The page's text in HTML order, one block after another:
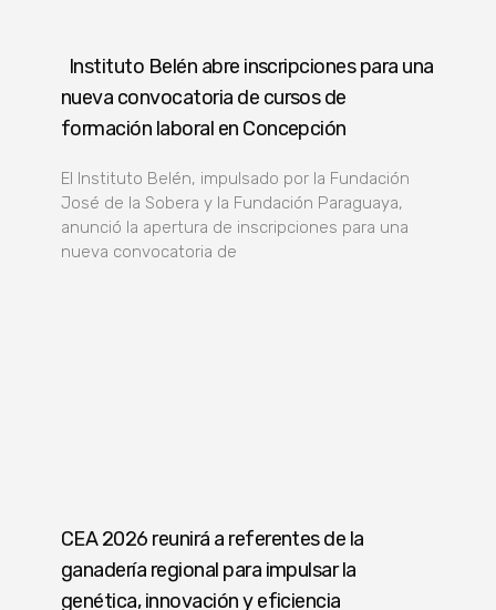
Instituto Belén abre inscripciones para una
nueva convocatoria de cursos de
formación laboral en Concepción
El Instituto Belén, impulsado por la Fundación
José de la Sobera y la Fundación Paraguaya,
anunció la apertura de inscripciones para una
nueva convocatoria de
CEA 2026 reunirá a referentes de la
ganadería regional para impulsar la
genética, innovación y eficiencia